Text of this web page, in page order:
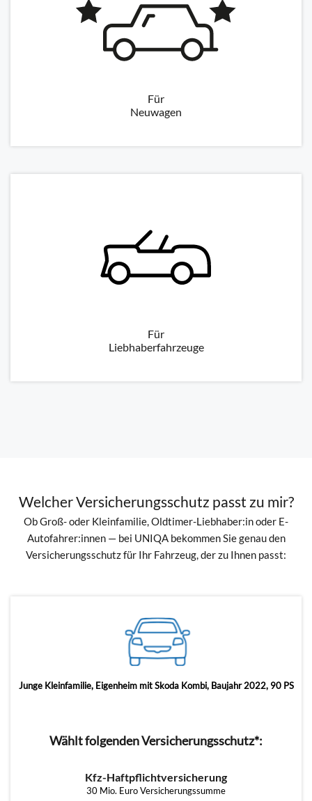
Für
Neuwagen
Für
Liebhaberfahrzeuge
Welcher Versicherungsschutz passt zu mir?
Ob Groß- oder Kleinfamilie, Oldtimer-Liebhaber:in oder E-
Autofahrer:innen — bei UNIQA bekommen Sie genau den
Versicherungsschutz für Ihr Fahrzeug, der zu Ihnen passt:
Junge Kleinfamilie, Eigenheim mit Skoda Kombi, Baujahr 2022, 90 PS
Wählt folgenden Versicherungsschutz*:
Kfz-Haftpflichtversicherung
30 Mio. Euro Versicherungssumme